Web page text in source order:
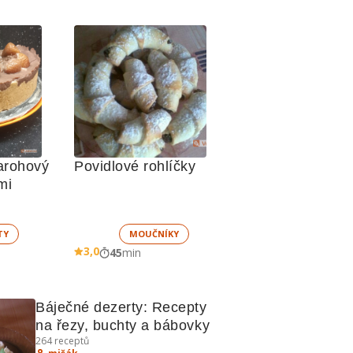
Povidlové rohlíčky
MOUČNÍKY
3,0 45min
Báječné dezerty: Recepty
na řezy, buchty a bábovky
264receptů